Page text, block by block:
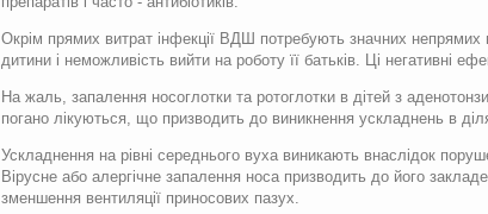
Окрім прямих витрат інфекції ВДШ потребують значних
дитини і неможливість вийти на роботу її батьків. Ці негативні
На жаль, запалення носоглотки та ротоглотки в дітей з
погано лікуються, що призводить до виникнення ускладнень в
Ускладнення на рівні середнього вуха виникають внаслідок
Вірусне або алергічне запалення носа призводить до його
зменшення вентиляції приносових пазух.